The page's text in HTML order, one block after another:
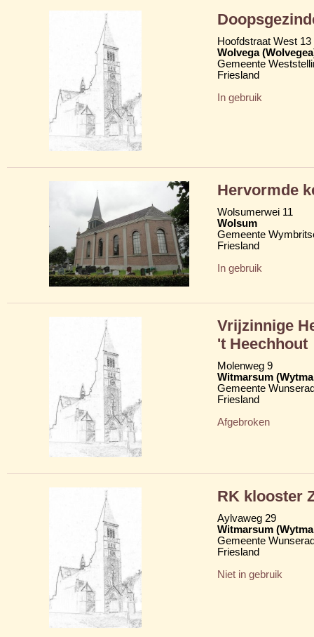
Hoofdstraat West 13
Wolvega
Gemeente
Friesland
In gebruik
Hervormde
Wolsumerwei 11
Wolsum
Gemeente
Friesland
In gebruik
Vrijzinnige
't Heechhout
Molenweg 9
Witmarsum
Gemeente
Friesland
Afgebroken
RK klooster
Aylvaweg 29
Witmarsum
Gemeente
Friesland
Niet in gebruik